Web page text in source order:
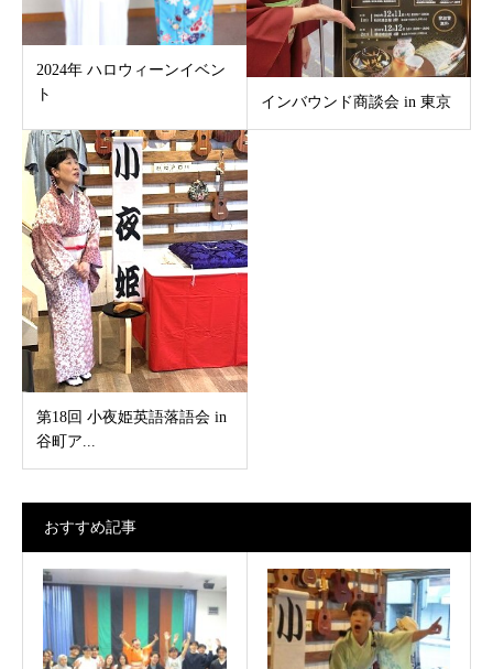
2024年 ハロウィーンイベン
ト
インバウンド商談会 in 東京
第18回 小夜姫英語落語会 in
谷町ア...
おすすめ記事